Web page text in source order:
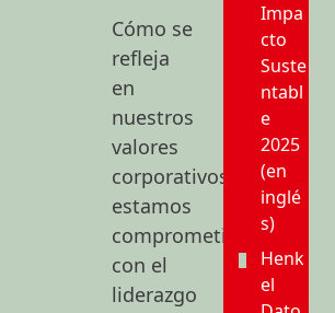
Cómo se
refleja
en
nuestros
valores
corporativos,
estamos
comprometidos
con el
liderazgo
Impa
cto
Suste
ntabl
e
2025
(en
inglé
s)
Henk
el